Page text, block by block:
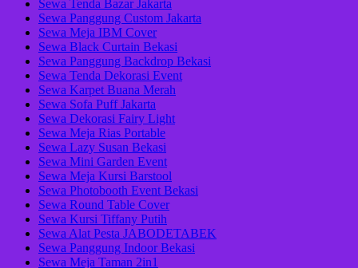
Sewa Tenda Bazar Jakarta
Sewa Panggung Custom Jakarta
Sewa Meja IBM Cover
Sewa Black Curtain Bekasi
Sewa Panggung Backdrop Bekasi
Sewa Tenda Dekorasi Event
Sewa Karpet Buana Merah
Sewa Sofa Puff Jakarta
Sewa Dekorasi Fairy Light
Sewa Meja Rias Portable
Sewa Lazy Susan Bekasi
Sewa Mini Garden Event
Sewa Meja Kursi Barstool
Sewa Photobooth Event Bekasi
Sewa Round Table Cover
Sewa Kursi Tiffany Putih
Sewa Alat Pesta JABODETABEK
Sewa Panggung Indoor Bekasi
Sewa Meja Taman 2in1